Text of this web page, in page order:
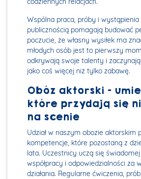
Wspólna praca, próby i wystąpienia
publicznością pomagają budować
poczucie, że własny wysiłek ma
młodych osób jest to pierwszy
odkrywają swoje talenty i
jako coś więcej niż tylko zabawę.
Obóz aktorski -
które przydają się
na scenie
Udział w naszym obozie aktorskim
kompetencje, które pozostaną z
lata. Uczestnicy uczą się
współpracy i odpowiedzialności za
działania. Regularne ćwiczenia,